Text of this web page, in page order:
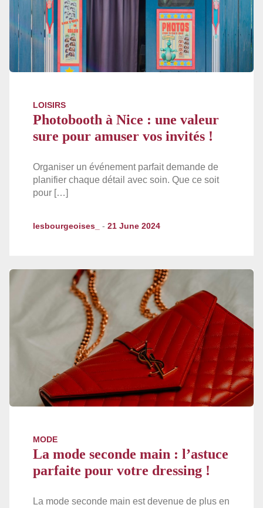
LOISIRS
Photobooth à Nice : une valeur
sure pour amuser vos invités !
Organiser un événement parfait demande de
planifier chaque détail avec soin. Que ce soit
pour […]
lesbourgeoises_ - 21 June 2024
MODE
La mode seconde main : l’astuce
parfaite pour votre dressing !
La mode seconde main est devenue de plus en